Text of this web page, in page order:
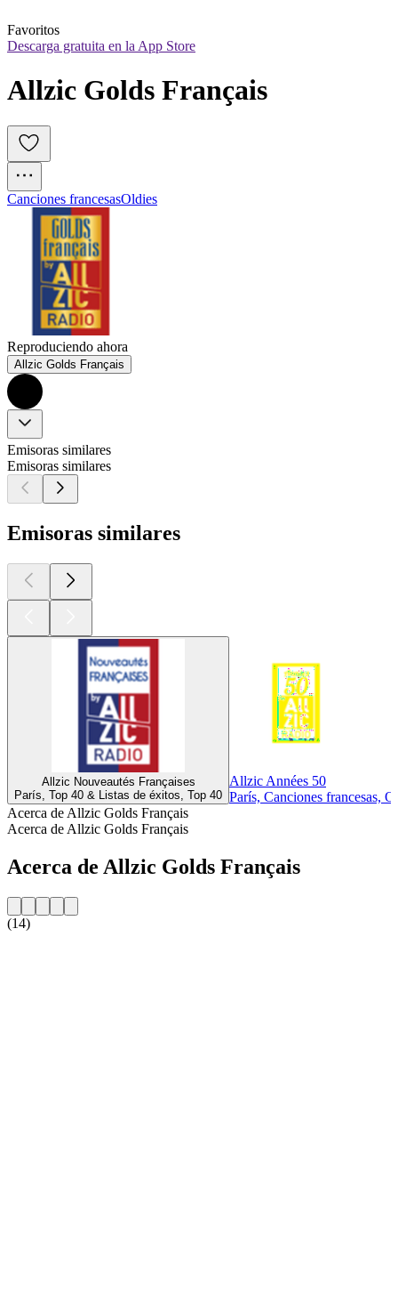
Favoritos
Descarga gratuita en la App Store
Allzic Golds Français
Canciones francesasOldies
Reproduciendo ahora
Allzic Golds Français
Emisoras similares
Emisoras similares
Emisoras similares
Allzic Nouveautés Françaises
París, Top 40 & Listas de éxitos, Top 40
Allzic Années 50
París, Canciones francesas,
Acerca de Allzic Golds Français
Acerca de Allzic Golds Français
Acerca de Allzic Golds Français
(14)